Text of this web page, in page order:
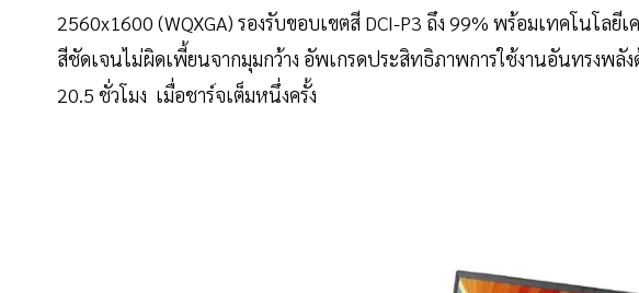
2560x1600 (WQXGA) รองรับขอบเขตสี DCI-P3 ถึง 99% พร้อมเทคโนโล
สีชัดเจนไม่ผิดเพี้ยนจากมุมกว้าง อัพเกรดประสิทธิภาพการใช้งานอันทรงพลัง
20.5 ชั่วโมง เมื่อชาร์จเต็มหนึ่งครั้ง